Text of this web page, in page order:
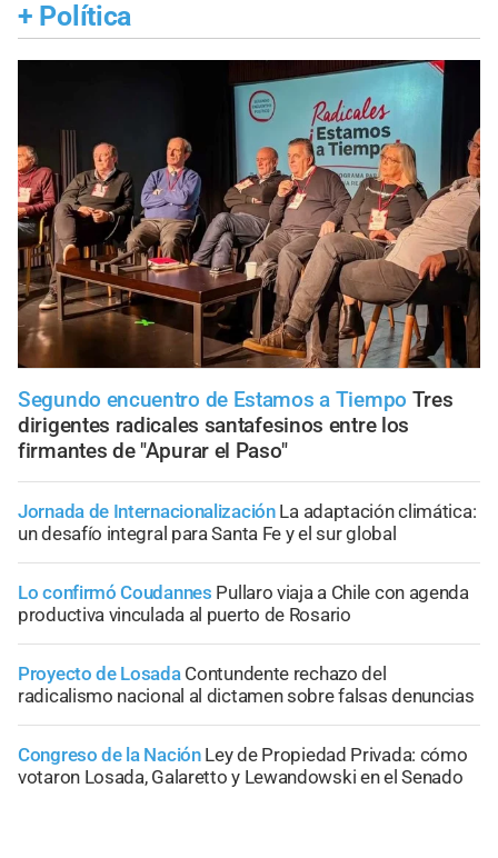
+ Política
Segundo encuentro de Estamos a Tiempo Tres
dirigentes radicales santafesinos entre los
firmantes de "Apurar el Paso"
Jornada de Internacionalización La adaptación climática:
un desafío integral para Santa Fe y el sur global
Lo confirmó Coudannes Pullaro viaja a Chile con agenda
productiva vinculada al puerto de Rosario
Proyecto de Losada Contundente rechazo del
radicalismo nacional al dictamen sobre falsas denuncias
Congreso de la Nación Ley de Propiedad Privada: cómo
votaron Losada, Galaretto y Lewandowski en el Senado